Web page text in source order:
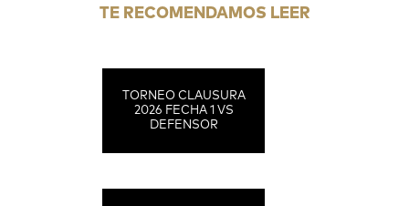
TE RECOMENDAMOS LEER
TORNEO CLAUSURA
2026 FECHA 1 VS
DEFENSOR